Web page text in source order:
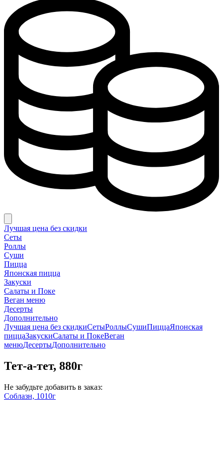
Лучшая цена без скидки
Сеты
Роллы
Суши
Пицца
Японская пицца
Закуски
Салаты и Поке
Веган меню
Десерты
Дополнительно
Лучшая цена без скидкиСетыРоллыСушиПиццаЯпонская
пиццаЗакускиСалаты и ПокеВеган
менюДесертыДополнительно
Тет-а-тет, 880г
Не забудьте добавить в заказ:
Соблазн, 1010г